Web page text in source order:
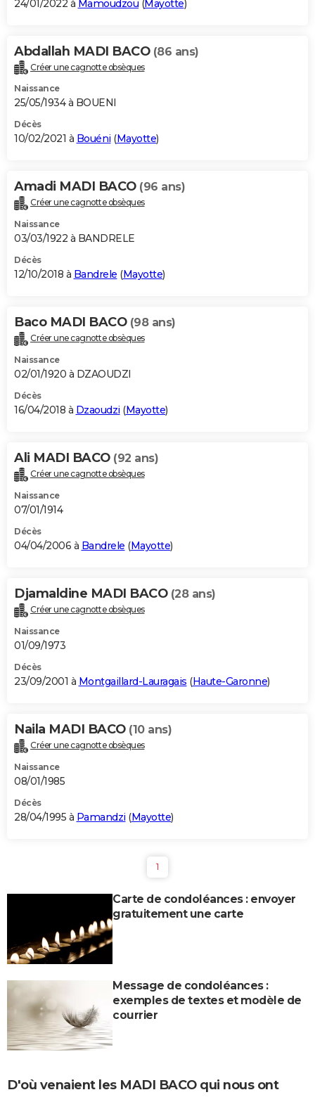
24/01/2022 à Mamoudzou (Mayotte)
Abdallah MADI BACO (86 ans)
Créer une cagnotte obsèques
Naissance
25/05/1934 à BOUENI
Décès
10/02/2021 à Bouéni (Mayotte)
Amadi MADI BACO (96 ans)
Créer une cagnotte obsèques
Naissance
03/03/1922 à BANDRELE
Décès
12/10/2018 à Bandrele (Mayotte)
Baco MADI BACO (98 ans)
Créer une cagnotte obsèques
Naissance
02/01/1920 à DZAOUDZI
Décès
16/04/2018 à Dzaoudzi (Mayotte)
Ali MADI BACO (92 ans)
Créer une cagnotte obsèques
Naissance
07/01/1914
Décès
04/04/2006 à Bandrele (Mayotte)
Djamaldine MADI BACO (28 ans)
Créer une cagnotte obsèques
Naissance
01/09/1973
Décès
23/09/2001 à Montgaillard-Lauragais (Haute-Garonne)
Naila MADI BACO (10 ans)
Créer une cagnotte obsèques
Naissance
08/01/1985
Décès
28/04/1995 à Pamandzi (Mayotte)
1
Carte de condoléances : envoyer
gratuitement une carte
Message de condoléances :
exemples de textes et modèle de
courrier
D'où venaient les MADI BACO qui nous ont